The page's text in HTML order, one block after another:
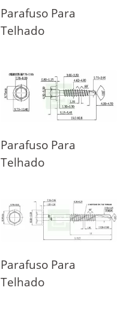
Parafuso Para
Telhado
Parafuso Para
Telhado
Parafuso Para
Telhado